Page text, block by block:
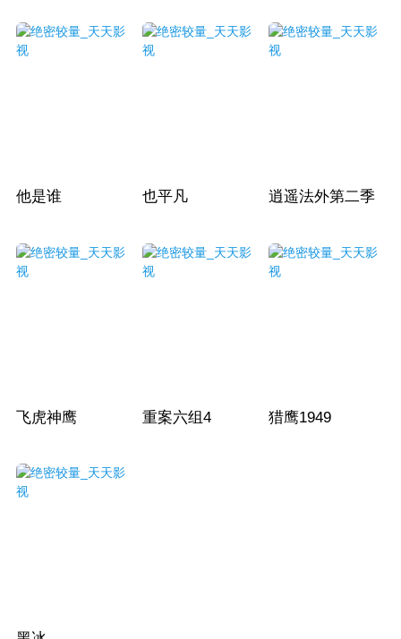
他是谁 也平凡 逍遥法外第二季
飞虎神鹰 重案六组4 猎鹰1949